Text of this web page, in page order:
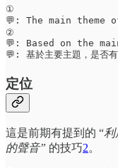
①
💬: The main theme
②
💬: Based on the
💬: 基於主要主題，是否
定位
這是前期有提到的 “利
的聲音” 的技巧2。